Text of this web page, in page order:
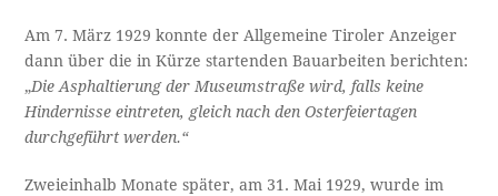
Am 7. März 1929 konnte der Allgemeine Tiroler Anzeiger
dann über die in Kürze startenden Bauarbeiten berichten:
„Die Asphaltierung der Museumstraße wird, falls keine
Hindernisse eintreten, gleich nach den Osterfeiertagen
durchgeführt werden.“
Zweieinhalb Monate später, am 31. Mai 1929, wurde im